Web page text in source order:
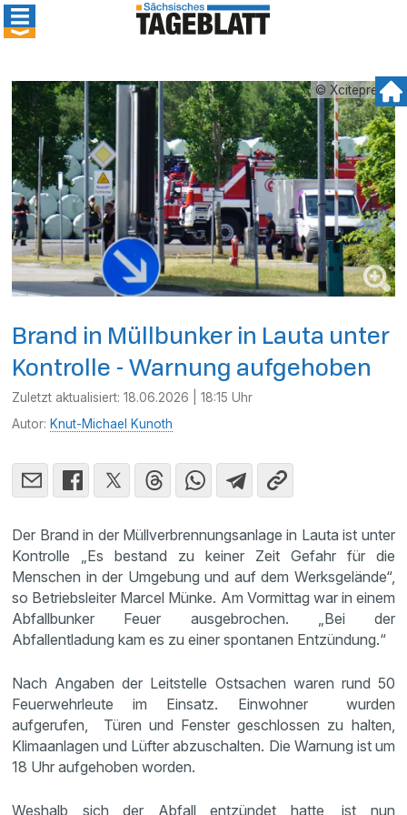
© Xcitepress
Brand in Müllbunker in Lauta unter
Kontrolle - Warnung aufgehoben
Zuletzt aktualisiert:18.06.2026 | 18:15 Uhr
Autor: Knut-Michael Kunoth
Der Brand in der Müllverbrennungsanlage in Lauta ist unter
Kontrolle „Es bestand zu keiner Zeit Gefahr für die
Menschen in der Umgebung und auf dem Werksgelände“,
so Betriebsleiter Marcel Münke. Am Vormittag war in einem
Abfallbunker Feuer ausgebrochen. „Bei der
Abfallentladung kam es zu einer spontanen Entzündung.“
Nach Angaben der Leitstelle Ostsachen waren rund 50
Feuerwehrleute im Einsatz. Einwohner wurden
aufgerufen, Türen und Fenster geschlossen zu halten,
Klimaanlagen und Lüfter abzuschalten. Die Warnung ist um
18 Uhr aufgehoben worden.
Weshalb sich der Abfall entzündet hatte, ist nun